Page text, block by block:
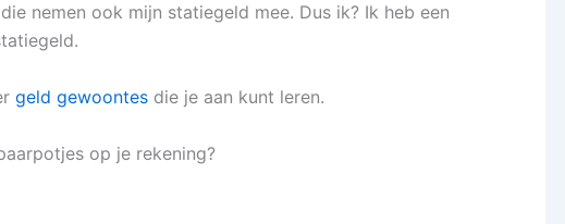
nemen ook mijn statiegeld mee. Dus ik? Ik heb een
geld gewoontes die je aan kunt leren.
op je rekening?